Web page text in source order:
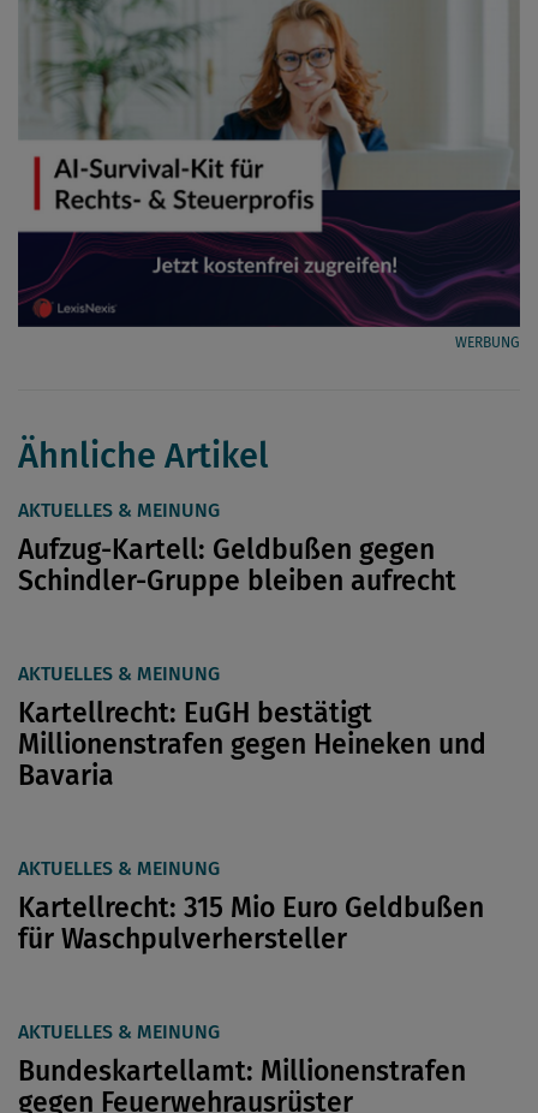
WERBUNG
Ähnliche Artikel
AKTUELLES & MEINUNG
Aufzug-Kartell: Geldbußen gegen
Schindler-Gruppe bleiben aufrecht
AKTUELLES & MEINUNG
Kartellrecht: EuGH bestätigt
Millionenstrafen gegen Heineken und
Bavaria
AKTUELLES & MEINUNG
Kartellrecht: 315 Mio Euro Geldbußen
für Waschpulverhersteller
AKTUELLES & MEINUNG
Bundeskartellamt: Millionenstrafen
gegen Feuerwehrausrüster